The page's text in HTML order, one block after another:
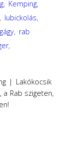
, Kemping,
, lubickolás,
, rab
,
| Lakókocsik
a Rab szigeten,
IS!